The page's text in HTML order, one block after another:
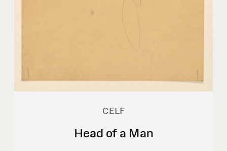
CELF
Head of a Man